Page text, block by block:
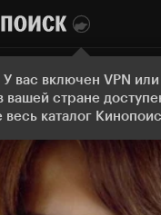
У вас включен VPN или
вашей стране
весь каталог
Онлайн-